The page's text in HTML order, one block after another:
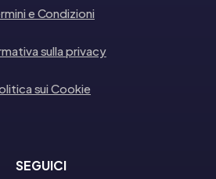
e Condizioni
sulla privacy
sui Cookie
SEGUICI